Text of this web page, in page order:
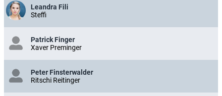
Leandra Fili
Steffi
Patrick Finger
Xaver Preminger
Peter Finsterwalder
Ritschi Reitinger